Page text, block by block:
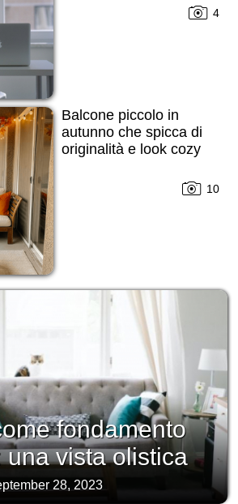
4
Balcone piccolo in
autunno che spicca di
originalità e look cozy
10
fondamento
una vista olistica
28, 2023